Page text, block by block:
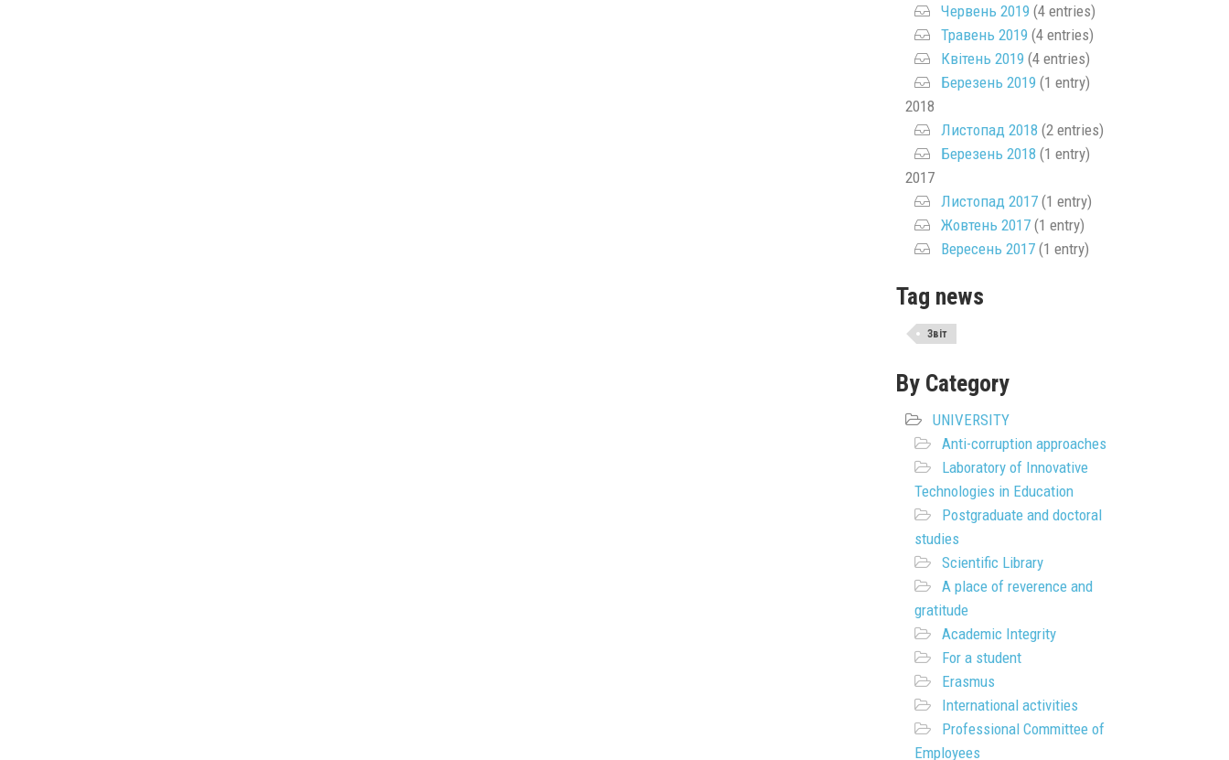
Червень 2019 (4 entries)
Травень 2019 (4 entries)
Квітень 2019 (4 entries)
Березень 2019 (1 entry)
2018
Листопад 2018 (2 entries)
Березень 2018 (1 entry)
2017
Листопад 2017(1 entry)
Жовтень 2017(1 entry)
Вересень 2017(1 entry)
Tag news
Звіт
By Category
UNIVERSITY
Anti-corruption approaches
Laboratory of Innovative
Technologies in Education
Postgraduate and doctoral
studies
Scientific Library
A place of reverence and
gratitude
Academic Integrity
For a student
Erasmus
International activities
Professional Committee of
Employees